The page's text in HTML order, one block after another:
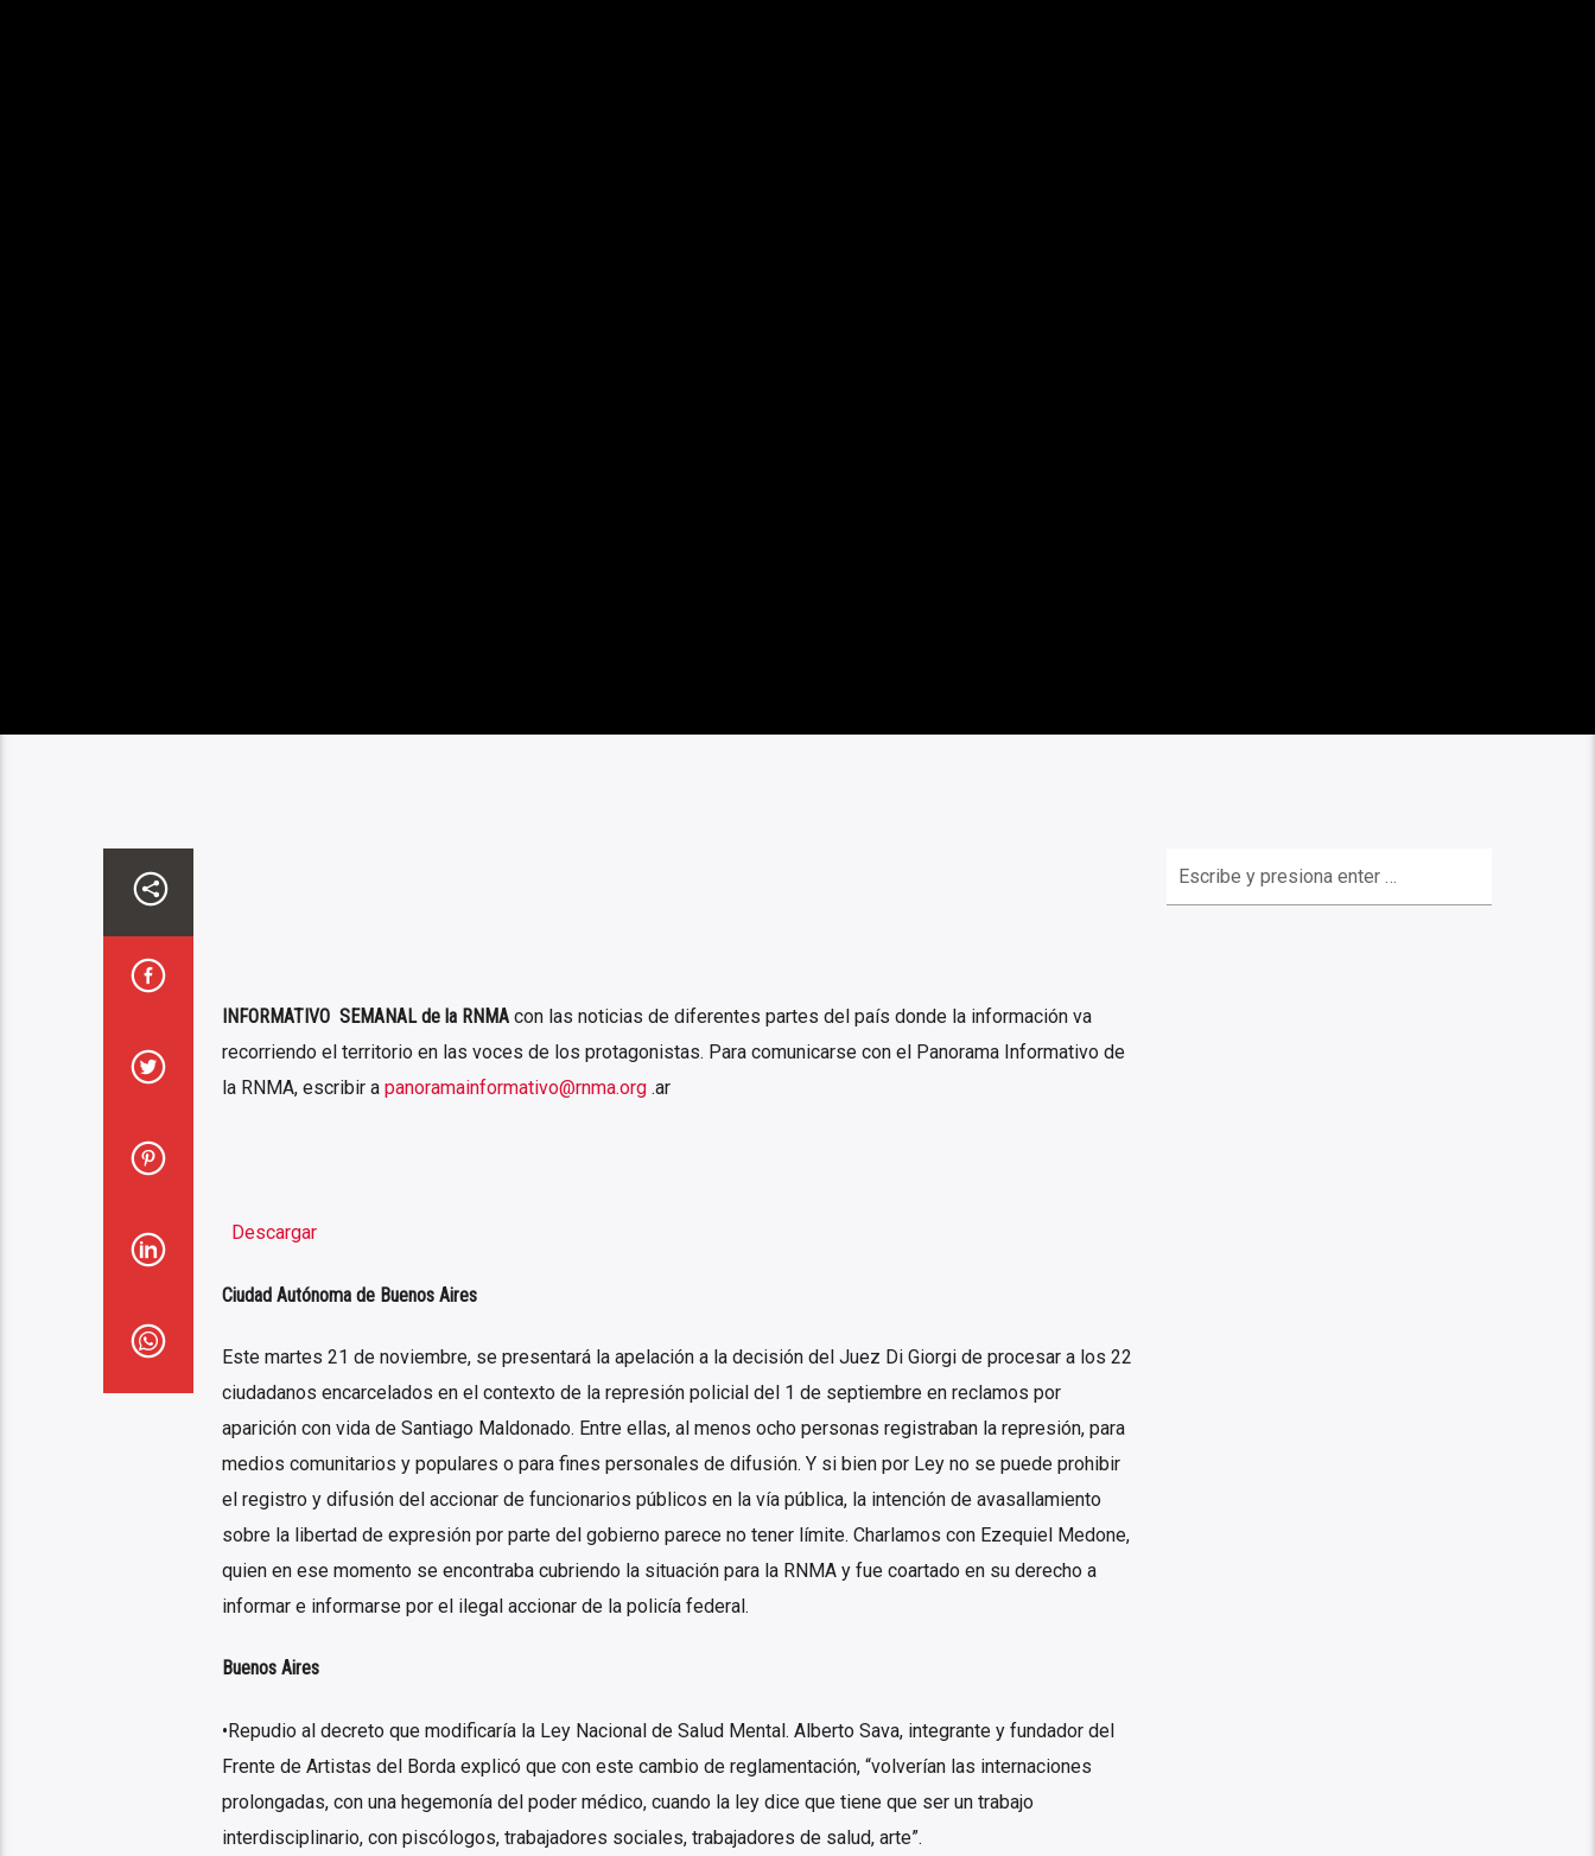
INFORMATIVO SEMANAL de la RNMA con las noticias de diferentes partes del país donde la información va
recorriendo el territorio en las voces de los protagonistas. Para comunicarse con el Panorama Informativo de
la RNMA, escribir a panoramainformativo@rnma.org .ar
Descargar
Ciudad Autónoma de Buenos Aires
Este martes 21 de noviembre, se presentará la apelación a la decisión del Juez Di Giorgi de procesar a los 22
ciudadanos encarcelados en el contexto de la represión policial del 1 de septiembre en reclamos por
aparición con vida de Santiago Maldonado. Entre ellas, al menos ocho personas registraban la represión, para
medios comunitarios y populares o para fines personales de difusión. Y si bien por Ley no se puede prohibir
el registro y difusión del accionar de funcionarios públicos en la vía pública, la intención de avasallamiento
sobre la libertad de expresión por parte del gobierno parece no tener límite. Charlamos con Ezequiel Medone,
quien en ese momento se encontraba cubriendo la situación para la RNMA y fue coartado en su derecho a
informar e informarse por el ilegal accionar de la policía federal.
Buenos Aires
•Repudio al decreto que modificaría la Ley Nacional de Salud Mental. Alberto Sava, integrante y fundador del
Frente de Artistas del Borda explicó que con este cambio de reglamentación, “volverían las internaciones
prolongadas, con una hegemonía del poder médico, cuando la ley dice que tiene que ser un trabajo
interdisciplinario, con piscólogos, trabajadores sociales, trabajadores de salud, arte”.